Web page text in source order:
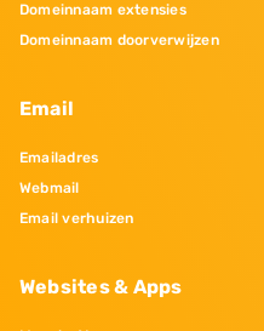
Domeinnaam extensies
Domeinnaam doorverwijzen
Email
Emailadres
Webmail
Email verhuizen
Websites & Apps